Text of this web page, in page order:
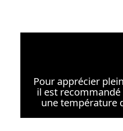
Pour apprécier
il est recommandé
une température